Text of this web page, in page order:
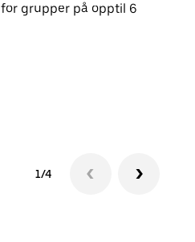
grupper på opptil 6
1/4